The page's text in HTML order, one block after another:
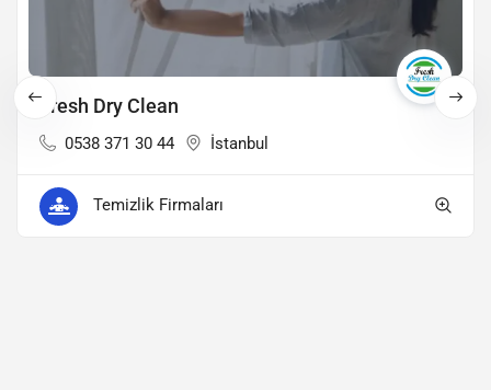
Fresh Dry Clean
0538 371 30 44 İstanbul
Temizlik Firmaları